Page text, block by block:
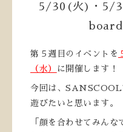
5/30(火)・5/
board
第５週目のイベントを
（水）
に開催します！
今回は、SANSCOOL
遊びたいと思います。
「顔を合わせてみん